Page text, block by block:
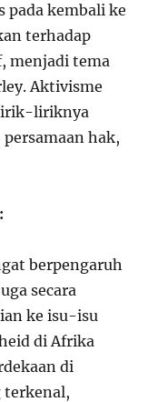
pada kembali ke
terhadap
menjadi tema
Aktivisme
lirik-liriknya
hak,
berpengaruh
secara
ke isu-isu
di Afrika
di
terkenal,